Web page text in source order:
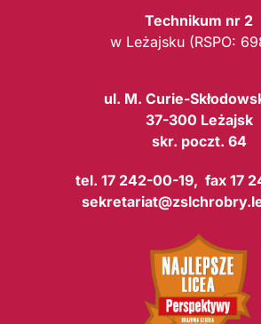
Technikum nr 2
w Leżajsku (RSPO:
ul. M. Curie-
37-300 Leżajsk
skr. poczt. 64
tel. 17 242-00-19, fax 17